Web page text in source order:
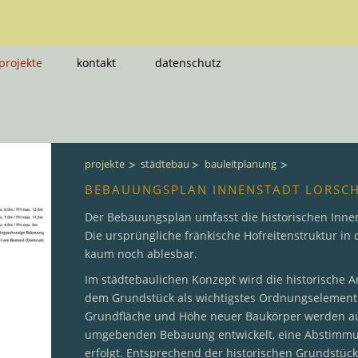
kontakt datenschutz
projekte städtebau bauleitplanung
BEBAUUNGSPLAN INNENSTADT
Der Bebauungsplan umfasst die historischen
Die ursprüngliche fränkische Hofreitenstruktur in
kaum noch ablesbar.
Im städtebaulichen Konzept wird die historische
dem Grundstück als wichtigstes
Grundfläche und Höhe neuer Baukörper werden
umgebenden Bebauung entwickelt, eine
erfolgt. Entsprechend der historischen